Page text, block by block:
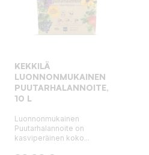
KEKKILÄ
LUONNONMUKAINEN
PUUTARHALANNOITE,
10 L
Luonnonmukainen
Puutarhalannoite on
kasviperäinen koko...